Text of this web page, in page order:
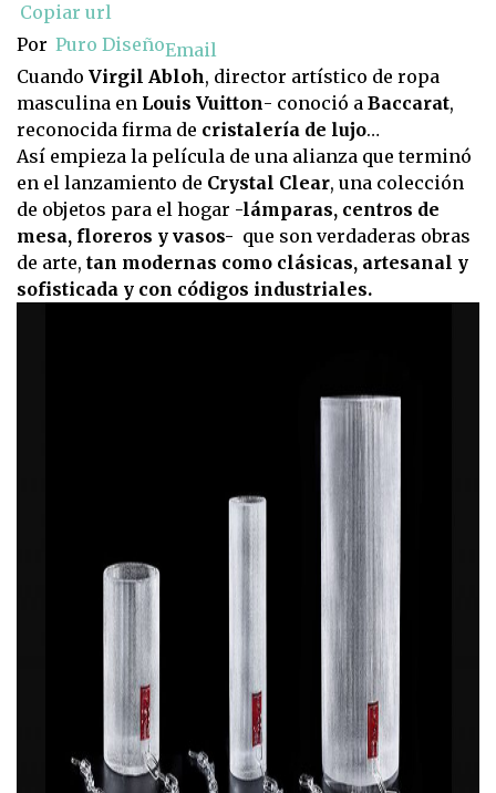
Copiar url
Por Puro DiseñoEmail
Cuando Virgil Abloh, director artístico de ropa
masculina en Louis Vuitton- conoció a Baccarat,
reconocida firma de cristalería de lujo…
Así empieza la película de una alianza que terminó
en el lanzamiento de Crystal Clear, una colección
de objetos para el hogar -lámparas, centros de
mesa, floreros y vasos- que son verdaderas obras
de arte, tan modernas como clásicas, artesanal y
sofisticada y con códigos industriales.